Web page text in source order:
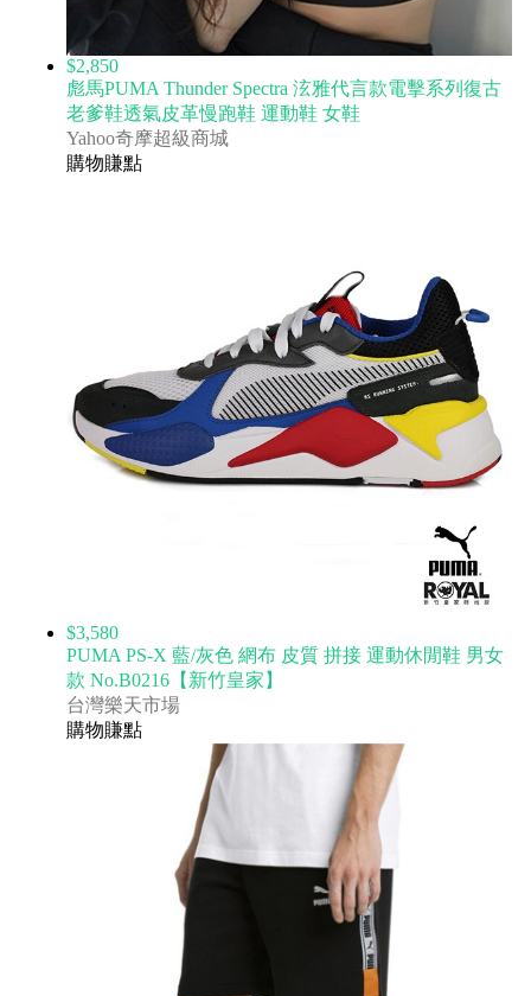
$2,850
彪馬PUMA Thunder Spectra 泫雅代言款電擊系列復古
老爹鞋透氣皮革慢跑鞋 運動鞋 女鞋
Yahoo奇摩超級商城
購物賺點
$3,580
PUMA PS-X 藍/灰色 網布 皮質 拼接 運動休閒鞋 男女
款 No.B0216【新竹皇家】
台灣樂天市場
購物賺點